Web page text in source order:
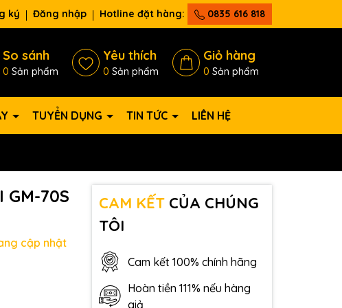
ký Đăng nhập Hotline đặt hàng: 0835 616 818
So sánh
0 Sản phẩm
Yêu thích
0 Sản phẩm
Giỏ hàng
0 Sản phẩm
TUYỂN DỤNG TIN TỨC LIÊN HỆ
GM-70S
cập nhật
CAM KẾTCỦA CHÚNG
TÔI
Cam kết 100% chính hãng
Hoàn tiền 111% nếu hàng
giả